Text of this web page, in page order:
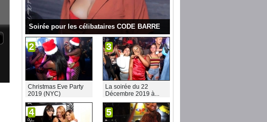
Soirée pour les célibataires CODE BARRE
2
Christmas Eve Party
2019 (NYC)
3
La soirée du 22
Décembre 2019 à...
4 5